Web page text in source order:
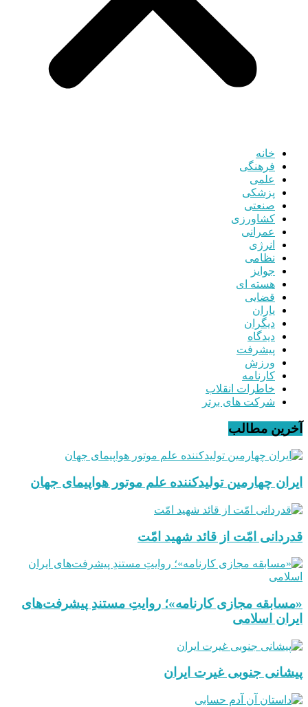
خانه
فرهنگی
علمی
پزشکی
صنعتی
کشاورزی
عمرانی
انرژی
نظامی
جوایز
هسته ای
قضایی
یاران
دیگران
دیدگاه
پیشرفت
ورزش
کارنامه
خاطرات انقلاب
شرکت های برتر
آخرین مطالب
ایران چهارمین تولیدکننده علم موتور هواپیمای جهان
قدردانی امّت از قائد شهید امّت
«مسابقه مجازی کارنامه»؛ روایتِ مستندِ پیشرفت‌های
ایران اسلامی
پیشانی جنوبی غیرت ایران